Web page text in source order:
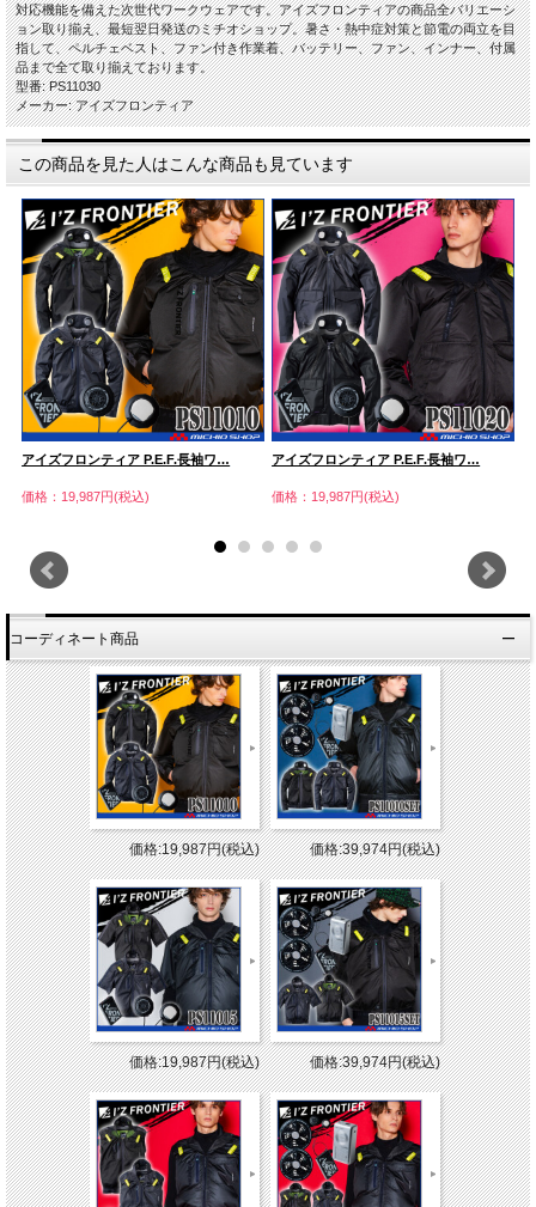
対応機能を備えた次世代ワークウェアです。アイズフロンティアの商品全バリエーシ
ョン取り揃え、最短翌日発送のミチオショップ。暑さ・熱中症対策と節電の両立を目
指して、ペルチェベスト、ファン付き作業着、バッテリー、ファン、インナー、付属
品まで全て取り揃えております。
型番: PS11030
メーカー: アイズフロンティア
この商品を見た人はこんな商品も見ています
アイズフロンティア P.E.F.長袖ワ…
価格：19,987円(税込)
アイズフロンティア P.E.F.長袖ワ…
価格：19,987円(税込)
コーディネート商品
価格:19,987円(税込) 価格:39,974円(税込)
価格:19,987円(税込) 価格:39,974円(税込)